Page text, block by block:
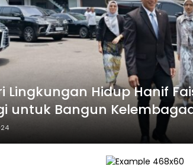
Lingkungan Hidup Hanif
untuk Bangun